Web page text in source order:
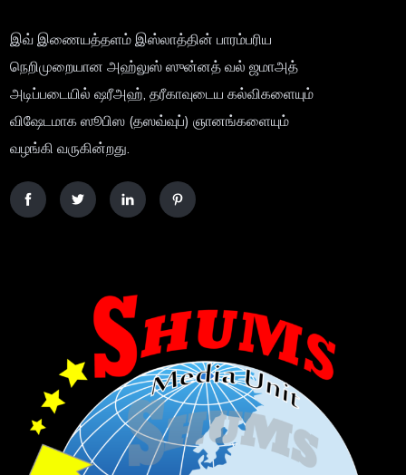
இவ் இணையத்தளம் இஸ்லாத்தின் பாரம்பரிய
நெறிமுறையான அஹ்லுஸ் ஸுன்னத் வல் ஜமாஅத்
அடிப்படையில் ஷரீஅஹ், தரீகாவுடைய கல்விகளையும்
விஷேடமாக ஸூபிஸ (தஸவ்வுப்) ஞானங்களையும்
வழங்கி வருகின்றது.